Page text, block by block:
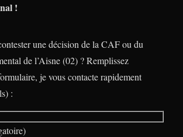
!
une décision de la CAF ou du
de l’Aisne (02) ? Remplissez
je vous contacte rapidement
: